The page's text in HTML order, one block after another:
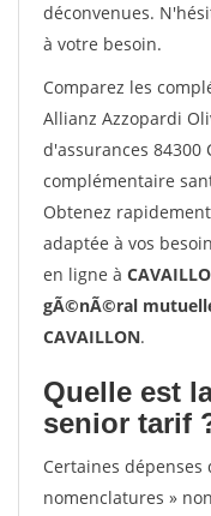
déconvenues.
à votre besoin.
Comparez les
Allianz Azzopardi
d'assurances 84300
complémentaire
Obtenez
adaptée à vos
en ligne à
gÃ©nÃ©ral
CAVAILLON.
Quelle est
senior tarif
Certaines dépenses
nomenclatures »